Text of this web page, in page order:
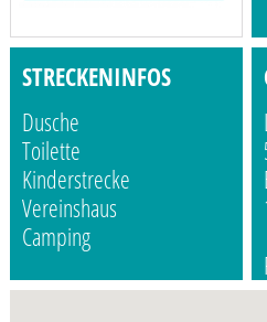
STRECKENINFOS
Dusche
Toilette
Kinderstrecke
Vereinshaus
Camping